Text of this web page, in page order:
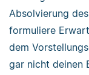
Absolvierung
formuliere
dem
gar nicht deinen